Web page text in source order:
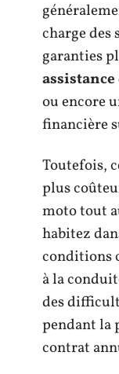
charge des
garanties
ou encore
financière
Toutefois,
plus
moto tout
habitez
conditions
à la
des
pendant la
contrat